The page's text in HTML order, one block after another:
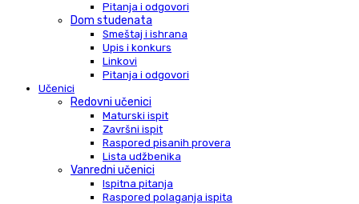
Pitanja i odgovori
Dom studenata
Smeštaj i ishrana
Upis i konkurs
Linkovi
Pitanja i odgovori
Učenici
Redovni učenici
Maturski ispit
Završni ispit
Raspored pisanih provera
Lista udžbenika
Vanredni učenici
Ispitna pitanja
Raspored polaganja ispita